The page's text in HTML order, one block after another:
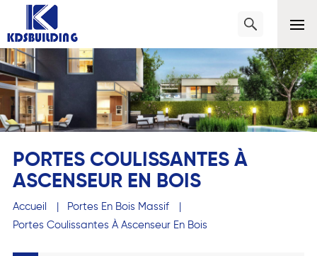
PORTES COULISSANTES À
ASCENSEUR EN BOIS
Accueil | Portes En Bois Massif
|
Portes Coulissantes À Ascenseur En Bois